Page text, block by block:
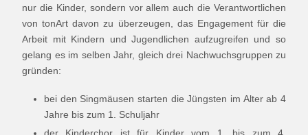
nur die Kinder, sondern vor allem auch die Verantwortlichen
von tonArt davon zu überzeugen, das Engagement für die
Arbeit mit Kindern und Jugendlichen aufzugreifen und so
gelang es im selben Jahr, gleich drei Nachwuchsgruppen zu
gründen:
bei den Singmäusen starten die Jüngsten im Alter ab 4
Jahre bis zum 1. Schuljahr
der Kinderchor ist für Kinder vom 1. bis zum 4.